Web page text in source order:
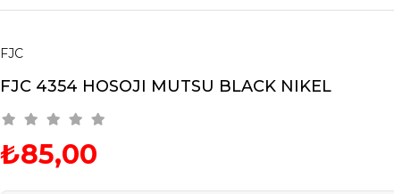
FJC
FJC 4354 HOSOJI MUTSU BLACK NIKEL
₺85,00